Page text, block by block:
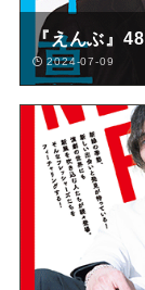
『えんぶ』
2024-07-09